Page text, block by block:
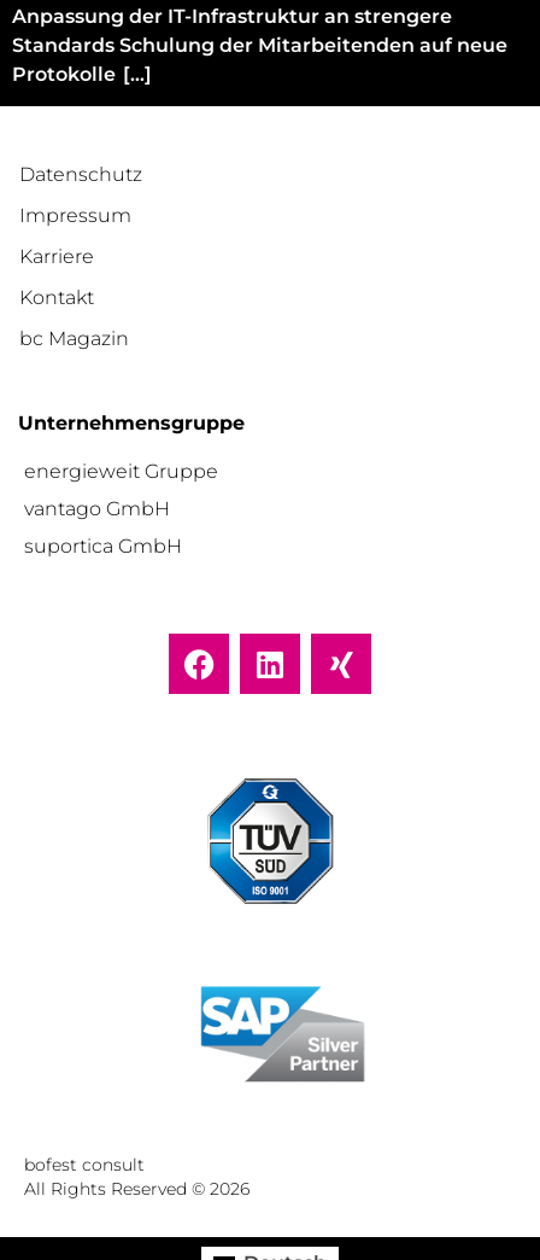
Anpassung der IT-Infrastruktur an strengere
Standards Schulung der Mitarbeitenden auf neue
Protokolle […]
Datenschutz
Impressum
Karriere
Kontakt
bc Magazin
Unternehmensgruppe
energieweit Gruppe
vantago GmbH
suportica GmbH
bofest consult
All Rights Reserved © 2026